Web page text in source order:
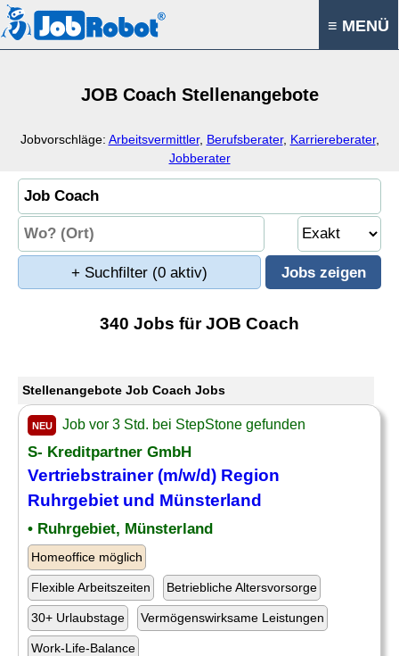
≡ MENÜ
JOB Coach Stellenangebote
Jobvorschläge: Arbeitsvermittler, Berufsberater, Karriereberater,
Jobberater
+ Suchfilter (0 aktiv)
340 Jobs für JOB Coach
Stellenangebote Job Coach Jobs
NEU Job vor 3 Std. bei StepStone gefunden
S- Kreditpartner GmbH
Vertriebstrainer (m/w/d) Region
Ruhrgebiet und Münsterland
• Ruhrgebiet, Münsterland
Homeoffice möglich
Flexible Arbeitszeiten Betriebliche Altersvorsorge
30+ Urlaubstage Vermögenswirksame Leistungen
Work-Life-Balance